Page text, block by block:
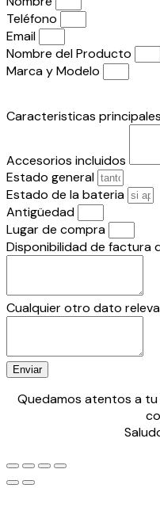
Teléfono
Email
Nombre del Producto
Marca y Modelo
Caracteristicas principales
Accesorios incluidos
Estado general
Estado de la bateria
Antigüedad
Lugar de compra
Disponibilidad de factura
Cualquier otro dato
Enviar
Quedamos atentos a